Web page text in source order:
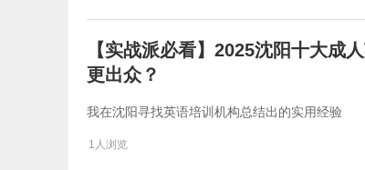
【实战派必看】2025沈阳十大成
更出众？
我在沈阳寻找英语培训机构总结出的实用经验
1人浏览